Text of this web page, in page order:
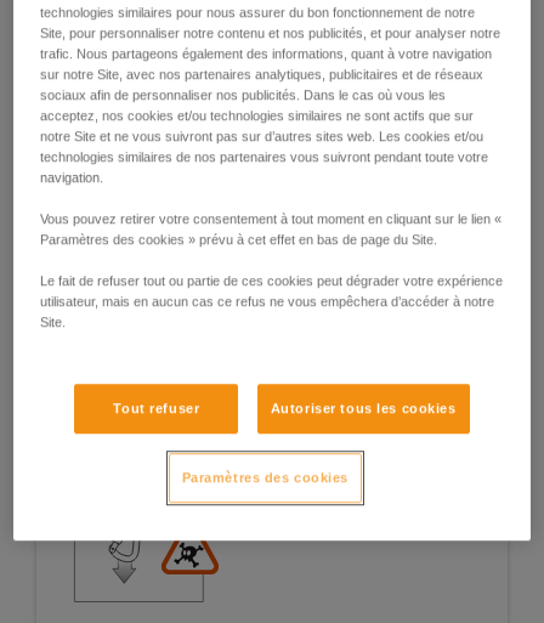
Exemples Exemples
terrain
1. Ouverture du doigt, travail en doigt
technologies similaires pour nous assurer du bon fonctionnement de notre
Site, pour personnaliser notre contenu et nos publicités, et pour analyser notre
trafic. Nous partageons également des informations, quant à votre navigation
sur notre Site, avec nos partenaires analytiques, publicitaires et de réseaux
sociaux afin de personnaliser nos publicités. Dans le cas où vous les
acceptez, nos cookies et/ou technologies similaires ne sont actifs que sur
notre Site et ne vous suivront pas sur d’autres sites web. Les cookies et/ou
technologies similaires de nos partenaires vous suivront pendant toute votre
navigation.
Vous pouvez retirer votre consentement à tout moment en cliquant sur le lien «
Paramètres des cookies » prévu à cet effet en bas de page du Site.
Le fait de refuser tout ou partie de ces cookies peut dégrader votre expérience
utilisateur, mais en aucun cas ce refus ne vous empêchera d’accéder à notre
Site.
Tout refuser Autoriser tous les cookies
Paramètres des cookies